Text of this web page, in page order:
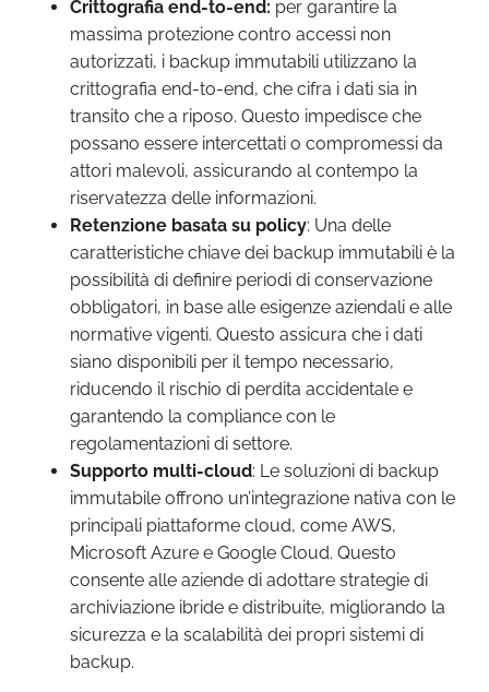
Crittografia end-to-end: per garantire la
massima protezione contro accessi non
autorizzati, i backup immutabili utilizzano la
crittografia end-to-end, che cifra i dati sia in
transito che a riposo. Questo impedisce che
possano essere intercettati o compromessi da
attori malevoli, assicurando al contempo la
riservatezza delle informazioni.
Retenzione basata su policy: Una delle
caratteristiche chiave dei backup immutabili è la
possibilità di definire periodi di conservazione
obbligatori, in base alle esigenze aziendali e alle
normative vigenti. Questo assicura che i dati
siano disponibili per il tempo necessario,
riducendo il rischio di perdita accidentale e
garantendo la compliance con le
regolamentazioni di settore.
Supporto multi-cloud: Le soluzioni di backup
immutabile offrono un’integrazione nativa con le
principali piattaforme cloud, come AWS,
Microsoft Azure e Google Cloud. Questo
consente alle aziende di adottare strategie di
archiviazione ibride e distribuite, migliorando la
sicurezza e la scalabilità dei propri sistemi di
backup.